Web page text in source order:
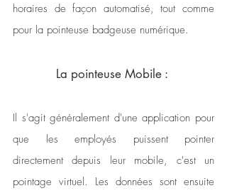
horaires de façon automatisé, tout comme
pour la pointeuse badgeuse numérique.
La pointeuse Mobile :
Il s'agit généralement d'une application pour
que les employés puissent pointer
directement depuis leur mobile, c'est un
pointage virtuel. Les données sont ensuite